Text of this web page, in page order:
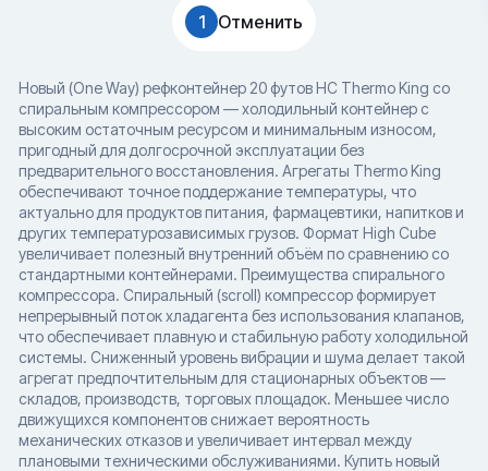
1 Отменить
Новый (One Way) рефконтейнер 20 футов HC Thermo King со
спиральным компрессором — холодильный контейнер с
высоким остаточным ресурсом и минимальным износом,
пригодный для долгосрочной эксплуатации без
предварительного восстановления. Агрегаты Thermo King
обеспечивают точное поддержание температуры, что
актуально для продуктов питания, фармацевтики, напитков и
других температурозависимых грузов. Формат High Cube
увеличивает полезный внутренний объём по сравнению со
стандартными контейнерами. Преимущества спирального
компрессора. Спиральный (scroll) компрессор формирует
непрерывный поток хладагента без использования клапанов,
что обеспечивает плавную и стабильную работу холодильной
системы. Сниженный уровень вибрации и шума делает такой
агрегат предпочтительным для стационарных объектов —
складов, производств, торговых площадок. Меньшее число
движущихся компонентов снижает вероятность
механических отказов и увеличивает интервал между
плановыми техническими обслуживаниями. Купить новый